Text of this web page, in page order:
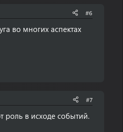
#6
во многих аспектах
#7
роль в исходе событий.